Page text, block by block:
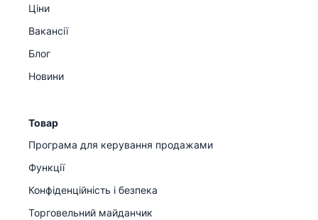
Ціни
Вакансії
Блог
Новини
Товар
Програма для керування продажами
Функції
Конфіденційність і безпека
Торговельний майданчик